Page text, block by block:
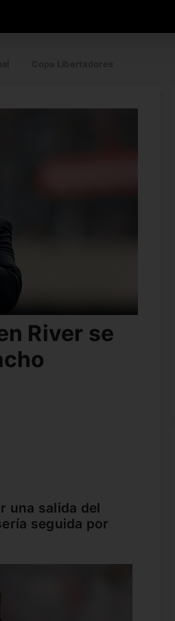
River se
una salida del
seguida por